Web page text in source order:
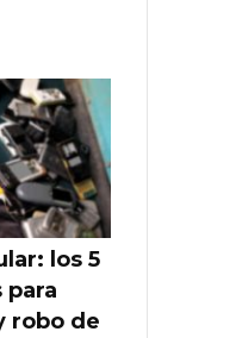
los 5
para
robo de